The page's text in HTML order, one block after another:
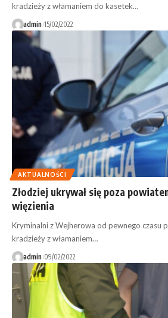
kradzieży z włamaniem do kasetek…
admin 15/02/2022
AKTUALNOŚCI
Złodziej ukrywał się poza
więzienia
Kryminalni z Wejherowa od pewnego czasu
kradzieży z włamaniem…
admin 09/02/2022